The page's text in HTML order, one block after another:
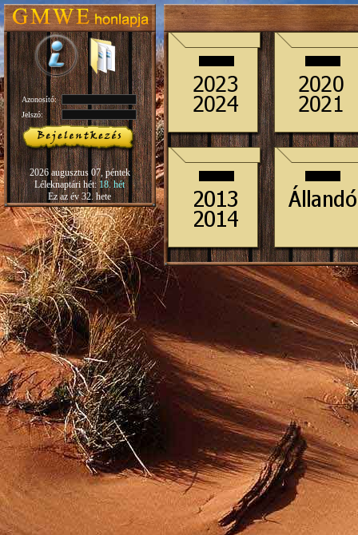
Azonosító:
Jelszó:
2026 augusztus 07, péntek
Léleknaptári hét:18. hét
Ez az év 32. hete